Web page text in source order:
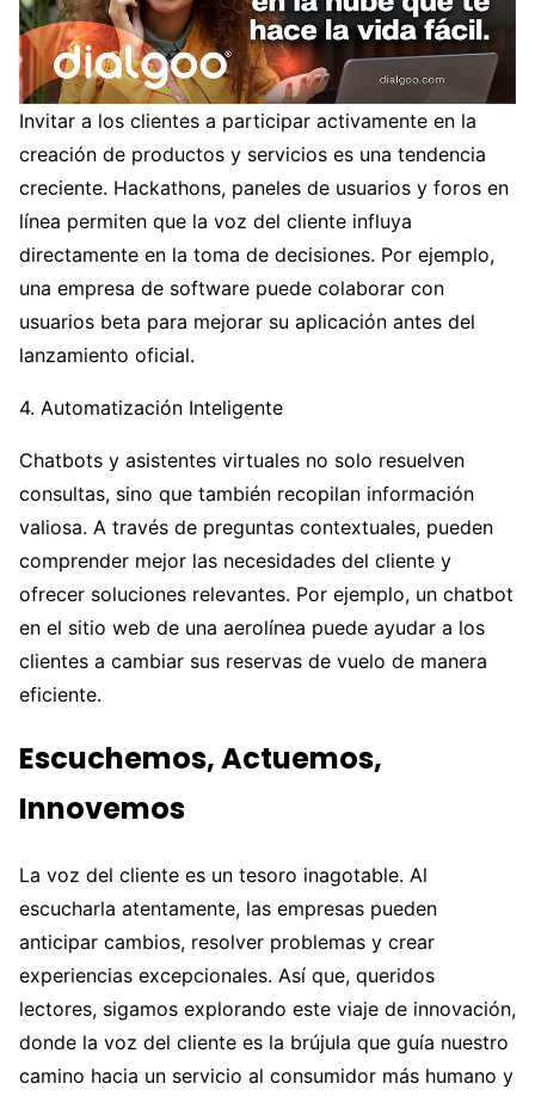
Invitar a los clientes a participar activamente en la
creación de productos y servicios es una tendencia
creciente. Hackathons, paneles de usuarios y foros en
línea permiten que la voz del cliente influya
directamente en la toma de decisiones. Por ejemplo,
una empresa de software puede colaborar con
usuarios beta para mejorar su aplicación antes del
lanzamiento oficial.
4. Automatización Inteligente
Chatbots y asistentes virtuales no solo resuelven
consultas, sino que también recopilan información
valiosa. A través de preguntas contextuales, pueden
comprender mejor las necesidades del cliente y
ofrecer soluciones relevantes. Por ejemplo, un chatbot
en el sitio web de una aerolínea puede ayudar a los
clientes a cambiar sus reservas de vuelo de manera
eficiente.
Escuchemos, Actuemos,
Innovemos
La voz del cliente es un tesoro inagotable. Al
escucharla atentamente, las empresas pueden
anticipar cambios, resolver problemas y crear
experiencias excepcionales. Así que, queridos
lectores, sigamos explorando este viaje de innovación,
donde la voz del cliente es la brújula que guía nuestro
camino hacia un servicio al consumidor más humano y